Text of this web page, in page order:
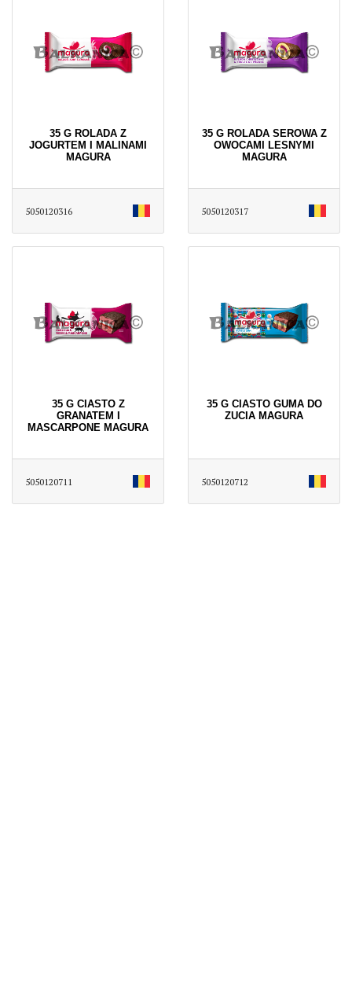
35 G ROLADA Z
JOGURTEM I MALINAMI
MAGURA
5050120316
35 G ROLADA SEROWA Z
OWOCAMI LESNYMI
MAGURA
5050120317
35 G CIASTO Z
GRANATEM I
MASCARPONE MAGURA
5050120711
35 G CIASTO GUMA DO
ZUCIA MAGURA
5050120712